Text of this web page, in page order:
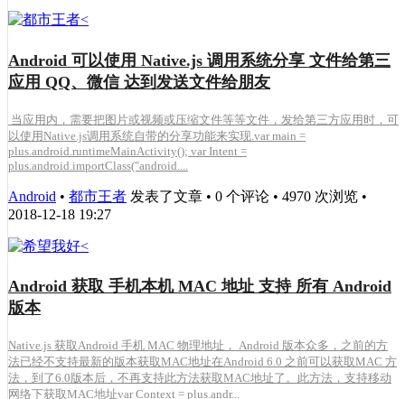
Android 可以使用 Native.js 调用系统分享 文件给第三
应用 QQ、微信 达到发送文件给朋友
当应用内，需要把图片或视频或压缩文件等等文件，发给第三方应用时，可
以使用Native.js调用系统自带的分享功能来实现.var main =
plus.android.runtimeMainActivity(); var Intent =
plus.android.importClass("android....
Android • 都市王者 发表了文章 • 0 个评论 • 4970 次浏览 •
2018-12-18 19:27
Android 获取 手机本机 MAC 地址 支持 所有 Android
版本
Native.js 获取Android 手机 MAC 物理地址， Android 版本众多，之前的方
法已经不支持最新的版本获取MAC地址在Android 6.0 之前可以获取MAC 方
法，到了6.0版本后，不再支持此方法获取MAC地址了。此方法，支持移动
网络下获取MAC地址var Context = plus.andr...